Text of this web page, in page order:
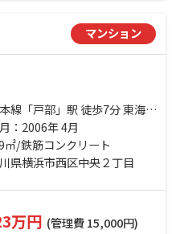
マンション
線「戸部」駅 徒歩7分 東海道
浜」駅 徒歩23分 相鉄本線
橋」駅 徒歩8分
：2006年 4月
㎡/鉄筋コンクリート
県横浜市西区中央２丁目
万円 (管理費 15,000円)